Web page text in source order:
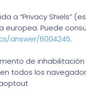
a “Privacy Shiels”
Puede
answer/6004245.
de
todos los